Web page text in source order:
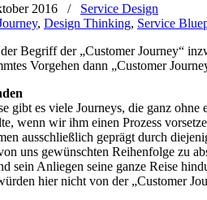
2016 /
Service Design
, Design Thinking, Service
Begriff der „Customer Journey“
Vorgehen dann „Customer
gibt es viele Journeys, die ganz
wenn wir ihm einen Prozess
ausschließlich geprägt durch
uns gewünschten Reihenfolge zu
sein Anliegen seine ganze Reise
hier nicht von der „Customer